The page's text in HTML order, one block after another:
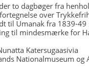
to dagbøger fra
over
til Umanak fra 1839-49
til mindesmærke for
Katersugaasivia
Nationalmuseum og